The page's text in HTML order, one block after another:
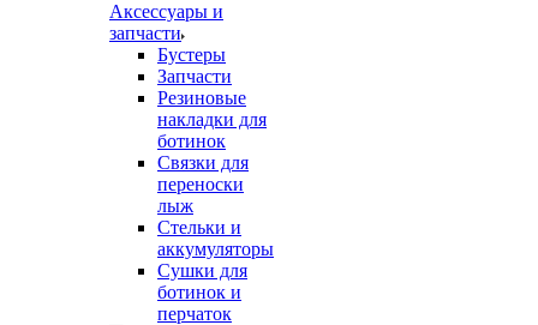
Аксессуары и
запчасти
Бустеры
Запчасти
Резиновые
накладки для
ботинок
Связки для
переноски
лыж
Стельки и
аккумуляторы
Сушки для
ботинок и
перчаток